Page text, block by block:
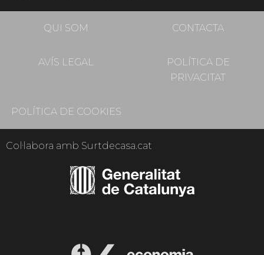
QUI SOM CONTACTA
AVÍS LEGAL
POLÍTICA DE
PRIVACITAT
POLÍTICA DE COOKIES
Col·labora amb Surtdecasa.cat